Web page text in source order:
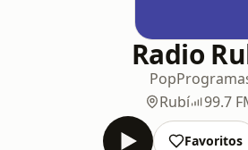
Radio
Pop
Rubí
99.7
Favoritos